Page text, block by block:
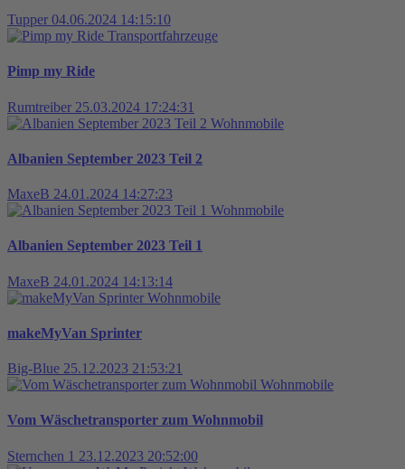
Tupper 04.06.2024 14:15:10
Transportfahrzeuge
Pimp my Ride
Rumtreiber 25.03.2024 17:24:31
Wohnmobile
Albanien September 2023 Teil 2
MaxeB 24.01.2024 14:27:23
Wohnmobile
Albanien September 2023 Teil 1
MaxeB 24.01.2024 14:13:14
Wohnmobile
makeMyVan Sprinter
Big-Blue 25.12.2023 21:53:21
Wohnmobile
Vom Wäschetransporter zum Wohnmobil
Sternchen 1 23.12.2023 20:52:00